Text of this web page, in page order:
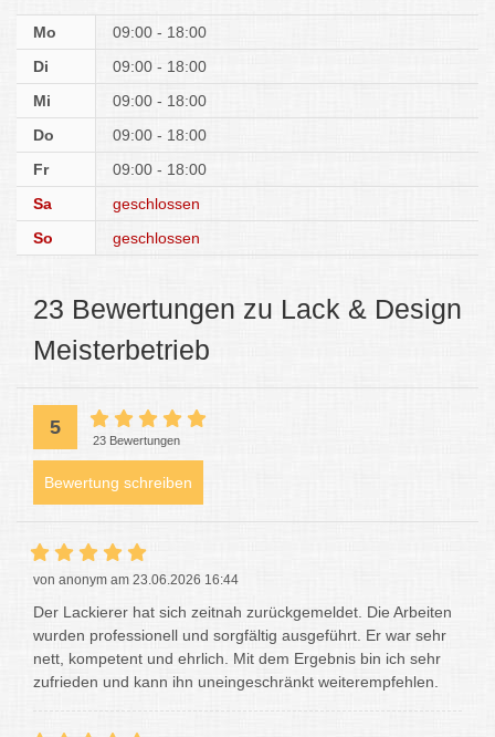
Mo
09:00 - 18:00
Di
09:00 - 18:00
Mi
09:00 - 18:00
Do
09:00 - 18:00
Fr
09:00 - 18:00
Sa
geschlossen
So
geschlossen
23 Bewertungen zu Lack & Design
Meisterbetrieb
5
23 Bewertungen
Bewertung schreiben
von anonym am 23.06.2026 16:44
Der Lackierer hat sich zeitnah zurückgemeldet. Die Arbeiten
wurden professionell und sorgfältig ausgeführt. Er war sehr
nett, kompetent und ehrlich. Mit dem Ergebnis bin ich sehr
zufrieden und kann ihn uneingeschränkt weiterempfehlen.